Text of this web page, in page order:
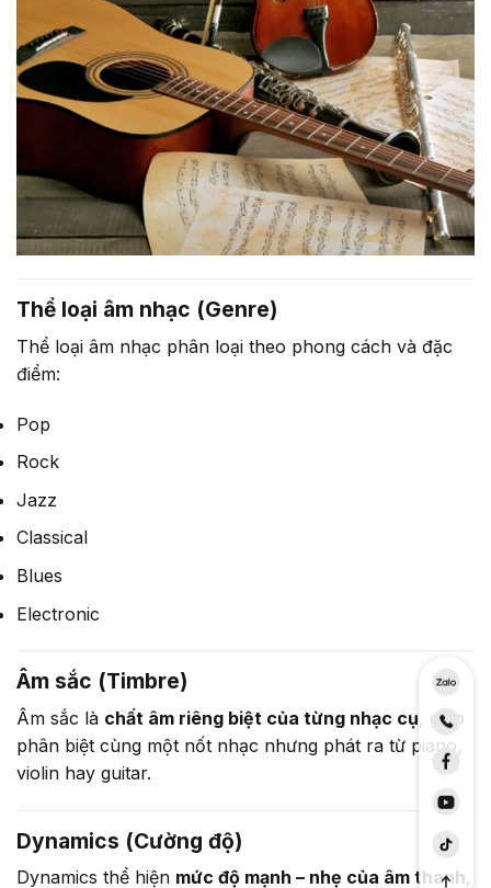
Thể loại âm nhạc (Genre)
Thể loại âm nhạc phân loại theo phong cách và đặc
điểm:
Pop
Rock
Jazz
Classical
Blues
Electronic
Âm sắc (Timbre)
Âm sắc là chất âm riêng biệt của từng nhạc cụ, giúp
phân biệt cùng một nốt nhạc nhưng phát ra từ piano,
violin hay guitar.
Dynamics (Cường độ)
Dynamics thể hiện mức độ mạnh – nhẹ của âm thanh,